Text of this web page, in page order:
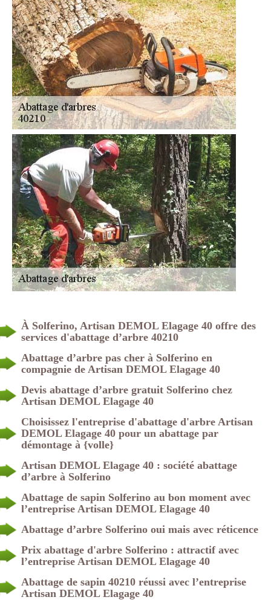
À Solferino, Artisan DEMOL Elagage 40 offre des
services d'abattage d’arbre 40210
Abattage d’arbre pas cher à Solferino en
compagnie de Artisan DEMOL Elagage 40
Devis abattage d’arbre gratuit Solferino chez
Artisan DEMOL Elagage 40
Choisissez l'entreprise d'abattage d'arbre Artisan
DEMOL Elagage 40 pour un abattage par
démontage à {volle}
Artisan DEMOL Elagage 40 : société abattage
d’arbre à Solferino
Abattage de sapin Solferino au bon moment avec
l’entreprise Artisan DEMOL Elagage 40
Abattage d’arbre Solferino oui mais avec réticence
Prix abattage d'arbre Solferino : attractif avec
l’entreprise Artisan DEMOL Elagage 40
Abattage de sapin 40210 réussi avec l’entreprise
Artisan DEMOL Elagage 40